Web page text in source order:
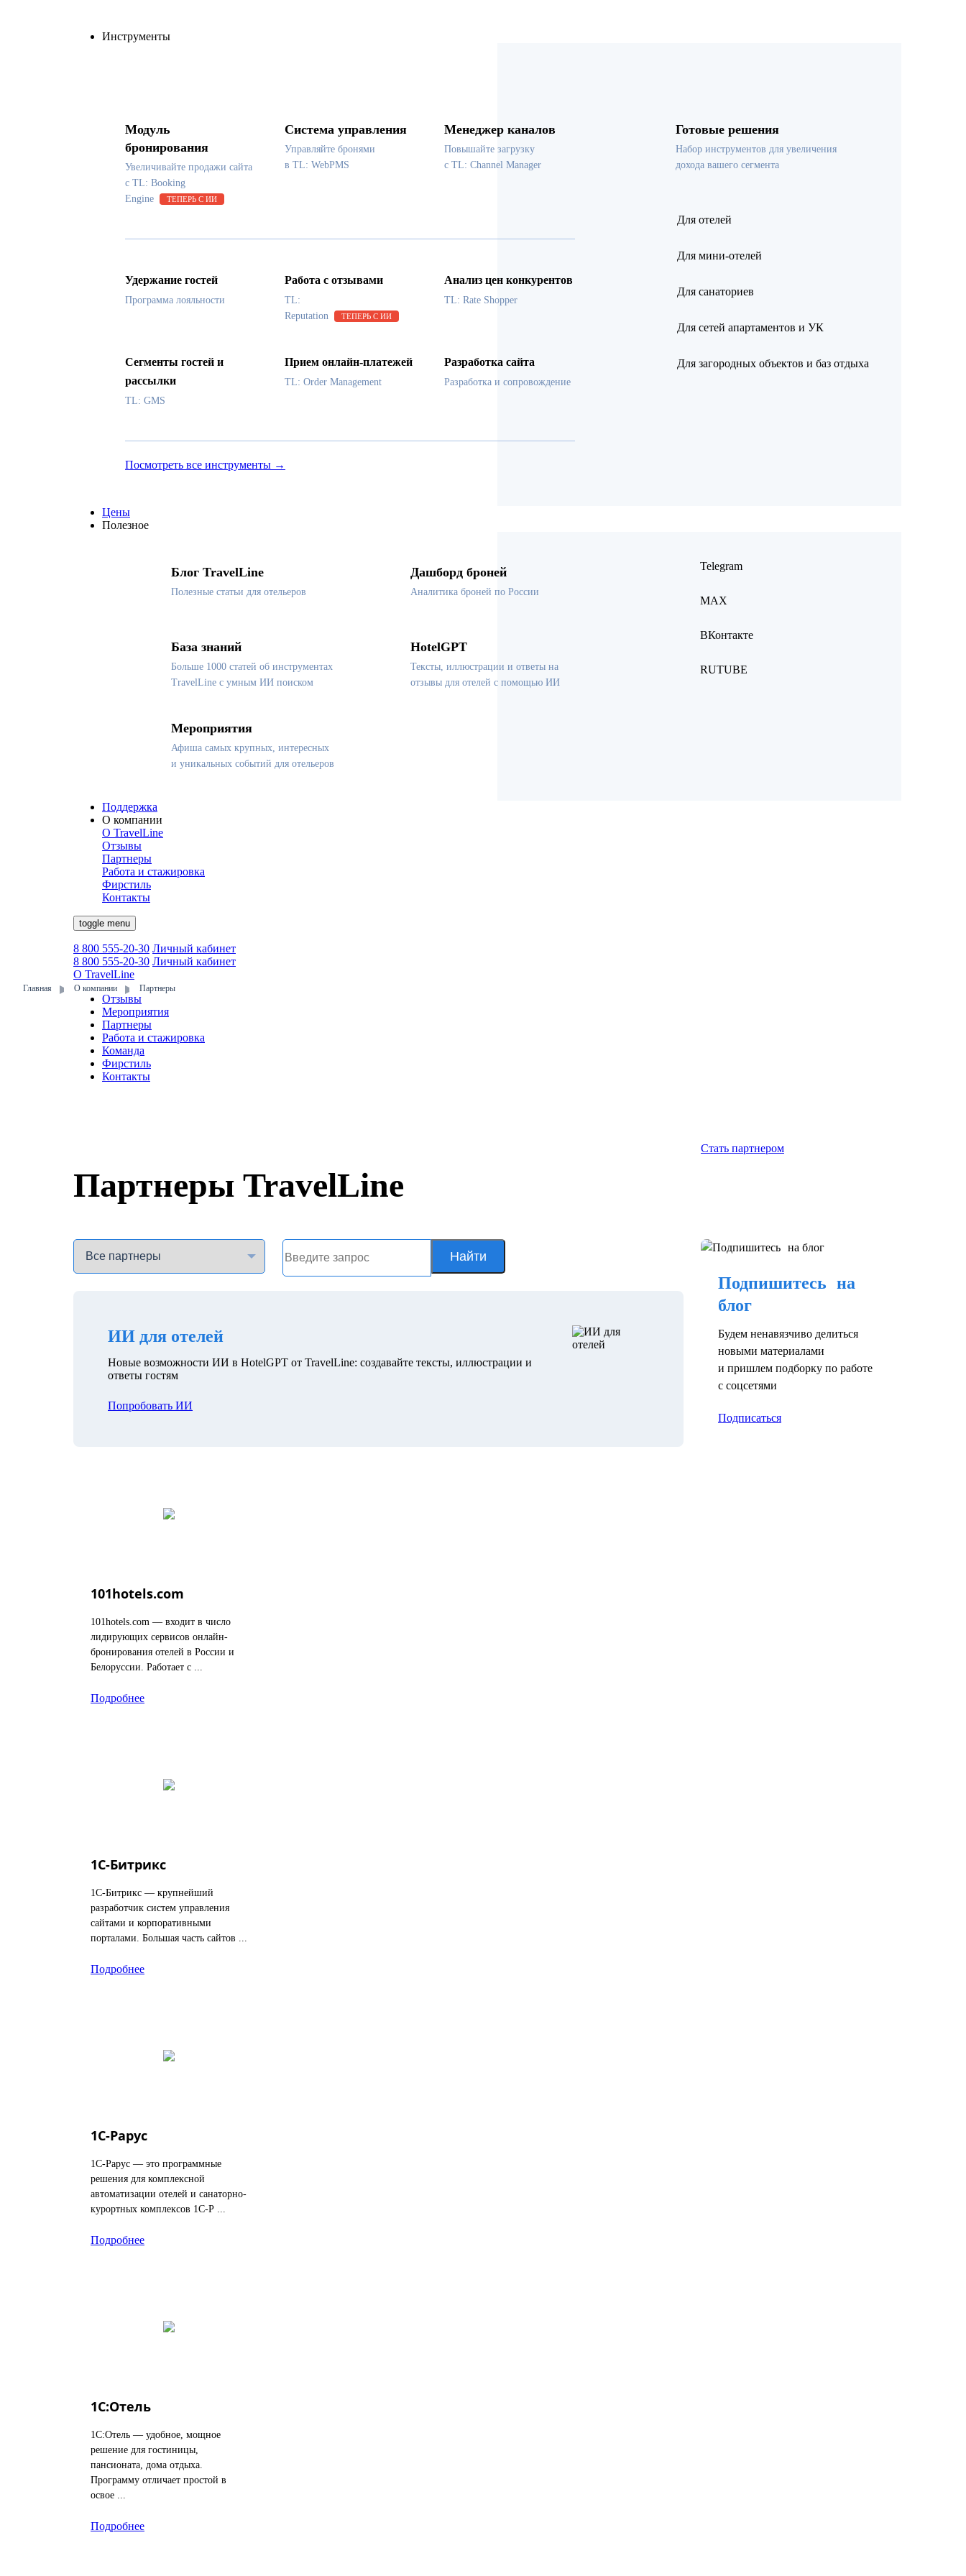
Инструменты
Модуль
бронирования
Увеличивайте продажи сайта
с TL: Booking
Engine
ТЕПЕРЬ С ИИ
Система управления
Управляйте бронями
в TL: WebPMS
Менеджер каналов
Повышайте загрузку
с TL: Channel Manager
Удержание гостей
Программа лояльности
Работа с отзывами
TL:
Reputation
ТЕПЕРЬ С ИИ
Анализ цен конкурентов
TL: Rate Shopper
Сегменты гостей и
рассылки
TL: GMS
Прием онлайн-платежей
TL: Order Management
Разработка сайта
Разработка и сопровождение
Посмотреть все инструменты →
Готовые решения
Набор инструментов для увеличения
дохода вашего сегмента
Для отелей
Для мини-отелей
Для санаториев
Для сетей апартаментов и УК
Для загородных объектов и баз отдыха
Цены
Полезное
Блог TravelLine
Полезные статьи для отельеров
Дашборд броней
Аналитика броней по России
База знаний
Больше 1000 статей об инструментах
TravelLine с умным ИИ поиском
HotelGPT
Тексты, иллюстрации и ответы на
отзывы для отелей с помощью ИИ
Мероприятия
Афиша самых крупных, интересных
и уникальных событий для отельеров
Telegram
MAX
ВКонтакте
RUTUBE
Поддержка
О компании
О TravelLine
Отзывы
Партнеры
Работа и стажировка
Фирстиль
Контакты
toggle menu
8 800 555-20-30 Личный кабинет
8 800 555-20-30 Личный кабинет
О TravelLine
Отзывы
Мероприятия
Партнеры
Работа и стажировка
Команда
Фирстиль
Контакты
Главная О компании Партнеры
Партнеры TravelLine
Стать партнером
Найти
ИИ для отелей
Новые возможности ИИ в HotelGPT от TravelLine: создавайте тексты, иллюстрации и
ответы гостям
Попробовать ИИ
101hotels.com
101hotels.com — входит в число
лидирующих сервисов онлайн-
бронирования отелей в России и
Белоруссии. Работает с ...
Подробнее
1С-Битрикс
1С-Битрикс — крупнейший
разработчик систем управления
сайтами и корпоративными
порталами. Большая часть сайтов ...
Подробнее
1С-Рарус
1С-Рарус — это программные
решения для комплексной
автоматизации отелей и санаторно-
курортных комплексов 1С-Р ...
Подробнее
1С:Отель
1С:Отель — удобное, мощное
решение для гостиницы,
пансионата, дома отдыха.
Программу отличает простой в
освое ...
Подробнее
Подпишитесь на
блог
Будем ненавязчиво делиться
новыми материалами
и пришлем подборку по работе
с соцсетями
Подписаться